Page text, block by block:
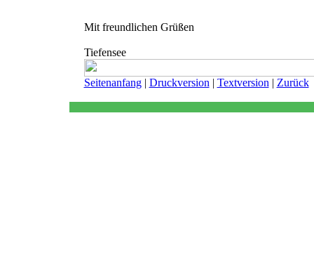
Mit freundlichen Grüßen
Tiefensee
Seitenanfang| Druckversion | Textversion | Zurück